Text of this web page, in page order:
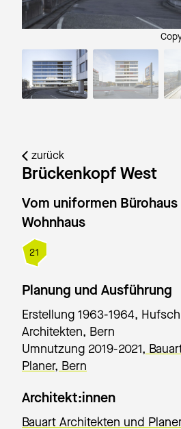
zurück
Brückenkopf West
Vom uniformen
Wohnhaus
21
Planung und Ausführung
Erstellung 1963-1964,
Architekten, Bern
Umnutzung 2019-2021,
Planer, Bern
Architekt:innen
Bauart Architekten und